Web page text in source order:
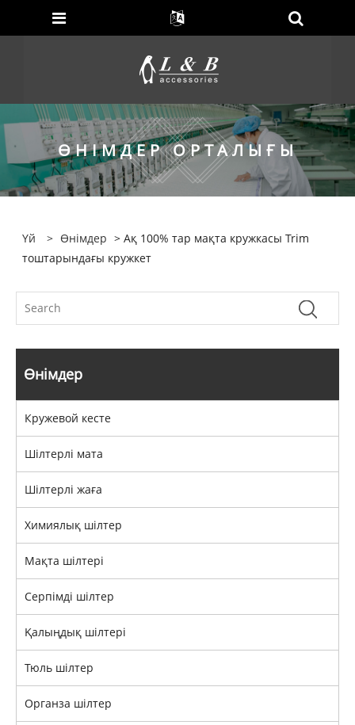
ӨНІМДЕР ОРТАЛЫҒЫ
Үй > Өнімдер > Ақ 100% тар мақта кружкасы Trim
тоштарындағы кружкет
Өнімдер
Кружевой кесте
Шілтерлі мата
Шілтерлі жаға
Химиялық шілтер
Мақта шілтері
Серпімді шілтер
Қалыңдық шілтері
Тюль шілтер
Органза шілтер